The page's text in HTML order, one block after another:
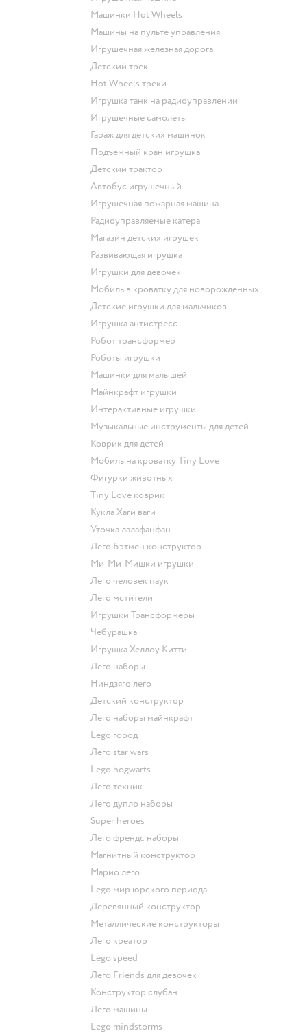
Машинки Hot Wheels
Машины на пульте управления
Игрушечная железная дорога
Детский трек
Hot Wheels треки
Игрушка танк на радиоуправлении
Игрушечные самолеты
Гараж для детских машинок
Подъемный кран игрушка
Детский трактор
Автобус игрушечный
Игрушечная пожарная машина
Радиоуправляемые катера
Магазин детских игрушек
Развивающая игрушка
Игрушки для девочек
Мобиль в кроватку для новорожденных
Детские игрушки для мальчиков
Игрушка антистресс
Робот трансформер
Роботы игрушки
Машинки для малышей
Майнкрафт игрушки
Интерактивные игрушки
Музыкальные инструменты для детей
Коврик для детей
Мобиль на кроватку Tiny Love
Фигурки животных
Tiny Love коврик
Кукла Хаги ваги
Уточка лалафанфан
Лего Бэтмен конструктор
Ми-Ми-Мишки игрушки
Лего человек паук
Лего мстители
Игрушки Трансформеры
Чебурашка
Игрушка Хеллоу Китти
Лего наборы
Ниндзяго лего
Детский конструктор
Лего наборы майнкрафт
Lego город
Лего star wars
Lego hogwarts
Лего техник
Лего дупло наборы
Super heroes
Лего френдс наборы
Магнитный конструктор
Марио лего
Lego мир юрского периода
Деревянный конструктор
Металлические конструкторы
Лего креатор
Lego speed
Лего Friends для девочек
Конструктор слубан
Лего машины
Lego mindstorms